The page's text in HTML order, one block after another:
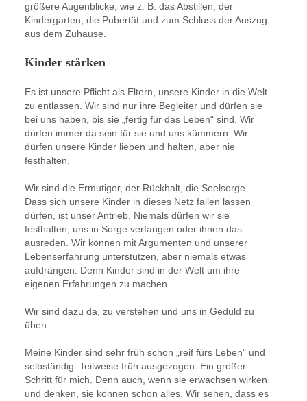
größere Augenblicke, wie z. B. das Abstillen, der
Kindergarten, die Pubertät und zum Schluss der Auszug
aus dem Zuhause.
Kinder stärken
Es ist unsere Pflicht als Eltern, unsere Kinder in die Welt
zu entlassen. Wir sind nur ihre Begleiter und dürfen sie
bei uns haben, bis sie „fertig für das Leben“ sind. Wir
dürfen immer da sein für sie und uns kümmern. Wir
dürfen unsere Kinder lieben und halten, aber nie
festhalten.
Wir sind die Ermutiger, der Rückhalt, die Seelsorge.
Dass sich unsere Kinder in dieses Netz fallen lassen
dürfen, ist unser Antrieb. Niemals dürfen wir sie
festhalten, uns in Sorge verfangen oder ihnen das
ausreden. Wir können mit Argumenten und unserer
Lebenserfahrung unterstützen, aber niemals etwas
aufdrängen. Denn Kinder sind in der Welt um ihre
eigenen Erfahrungen zu machen.
Wir sind dazu da, zu verstehen und uns in Geduld zu
üben.
Meine Kinder sind sehr früh schon „reif fürs Leben“ und
selbständig. Teilweise früh ausgezogen. Ein großer
Schritt für mich. Denn auch, wenn sie erwachsen wirken
und denken, sie können schon alles. Wir sehen, dass es